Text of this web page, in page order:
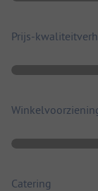
Prijs-
Catering